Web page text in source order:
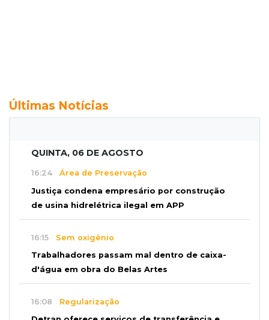
Últimas Notícias
QUINTA, 06 DE AGOSTO
16:24 Área de Preservação
Justiça condena empresário por construção
de usina hidrelétrica ilegal em APP
16:15 Sem oxigênio
Trabalhadores passam mal dentro de caixa-
d'água em obra do Belas Artes
16:08 Regularização